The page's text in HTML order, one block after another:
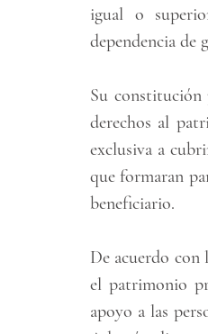
igual o
dependencia de
Su constitución
derechos al
exclusiva a
que formaran
beneficiario.
De acuerdo
el patrimonio
apoyo a las